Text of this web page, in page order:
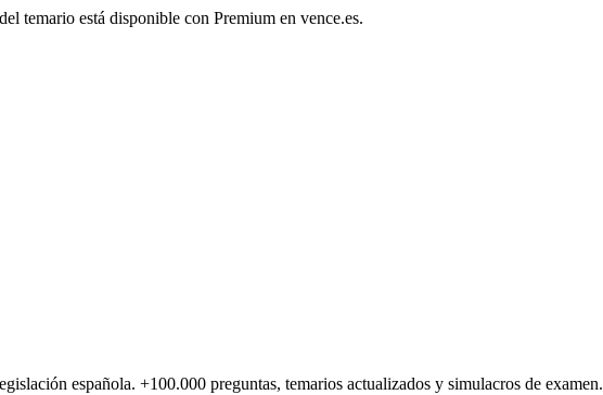
temario está disponible con Premium en vence.es.
española. +100.000 preguntas, temarios actualizados y simulacros de examen.